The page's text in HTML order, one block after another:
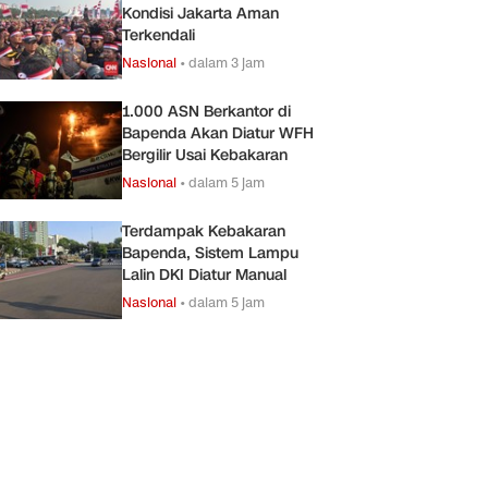
Kondisi Jakarta Aman
Terkendali
Nasional •dalam 3 jam
1.000 ASN Berkantor di
Bapenda Akan Diatur WFH
Bergilir Usai Kebakaran
Nasional •dalam 5 jam
Terdampak Kebakaran
Bapenda, Sistem Lampu
Lalin DKI Diatur Manual
Nasional •dalam 5 jam